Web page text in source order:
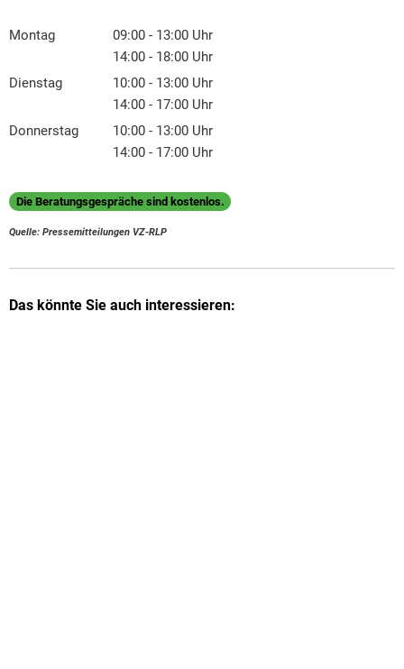
Montag 09:00 - 13:00 Uhr
Von 09:00 bis 13:00 Uhr
14:00 - 18:00 Uhr
Von 14:00 bis 18:00 Uhr
Dienstag 10:00 - 13:00 Uhr
Von 10:00 bis 13:00 Uhr
14:00 - 17:00 Uhr
Von 14:00 bis 17:00 Uhr
Donnerstag 10:00 - 13:00 Uhr
Von 10:00 bis 13:00 Uhr
14:00 - 17:00 Uhr
Die Beratungsgespräche sind kostenlos.
Quelle: Pressemitteilungen VZ-RLP
Das könnte Sie auch interessieren: